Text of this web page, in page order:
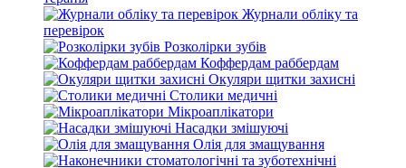
Журнали обліку та
перевірок
Розколірки зубів
Коффердам раббердам
Окуляри щитки захисні
Столики медичні
Мікроаплікатори
Насадки змішуючі
Олія для змащування